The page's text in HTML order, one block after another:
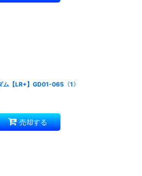
ム【LR+】GD01-065〈1〉
売却する